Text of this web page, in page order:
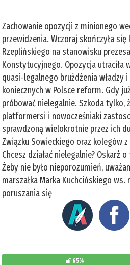
Zachowanie opozycji z minionego
przewidzenia. Wczoraj skończyła
Rzeplińskiego na stanowisku
Konstytucyjnego. Opozycja utraciła
quasi-legalnego brużdżenia władzy
koniecznych w Polsce reform. Gdy
próbować nielegalnie. Szkoda tylko,
platformersi i nowocześniaki
sprawdzoną wielokrotnie przez ich
Związku Sowieckiego oraz kolegów z
Chcesz działać nielegalnie? Oskarż
Żeby nie było nieporozumień,
marszałka Marka Kuchcińskiego
poruszania się
65%